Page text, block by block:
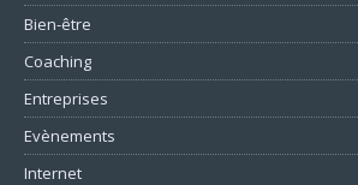
Bien-être
Coaching
Entreprises
Evènements
Internet